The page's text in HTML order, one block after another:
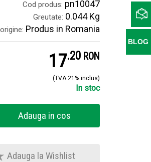
Cod produs: pn10047
Greutate: 0.044 Kg
Produs in Romania
17.2 RON
(TVA 21% inclus)
In stoc
Adauga in cos
Adauga la Wishlist
BLOG